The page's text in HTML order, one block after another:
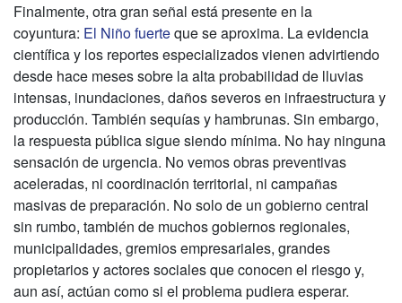
Finalmente, otra gran señal está presente en la
coyuntura: El Niño fuerteque se aproxima. La evidencia
científica y los reportes especializados vienen advirtiendo
desde hace meses sobre la alta probabilidad de lluvias
intensas, inundaciones, daños severos en infraestructura y
producción. También sequías y hambrunas. Sin embargo,
la respuesta pública sigue siendo mínima. No hay ninguna
sensación de urgencia. No vemos obras preventivas
aceleradas, ni coordinación territorial, ni campañas
masivas de preparación. No solo de un gobierno central
sin rumbo, también de muchos gobiernos regionales,
municipalidades, gremios empresariales, grandes
propietarios y actores sociales que conocen el riesgo y,
aun así, actúan como si el problema pudiera esperar.